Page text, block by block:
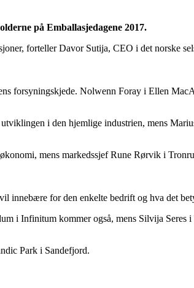
på Emballasjedagene 2017.
forteller Davor Sutija, CEO i det norske
forsyningskjede. Nolwenn Foray i Ellen
i den hjemlige industrien, mens
mens markedssjef Rune Rørvik i
innebære for den enkelte bedrift og hva det
i Infinitum kommer også, mens Silvija Seres i
Park i Sandefjord.